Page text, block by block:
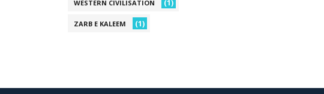
WESTERN CIVILISATION (1)
ZARB E KALEEM (1)